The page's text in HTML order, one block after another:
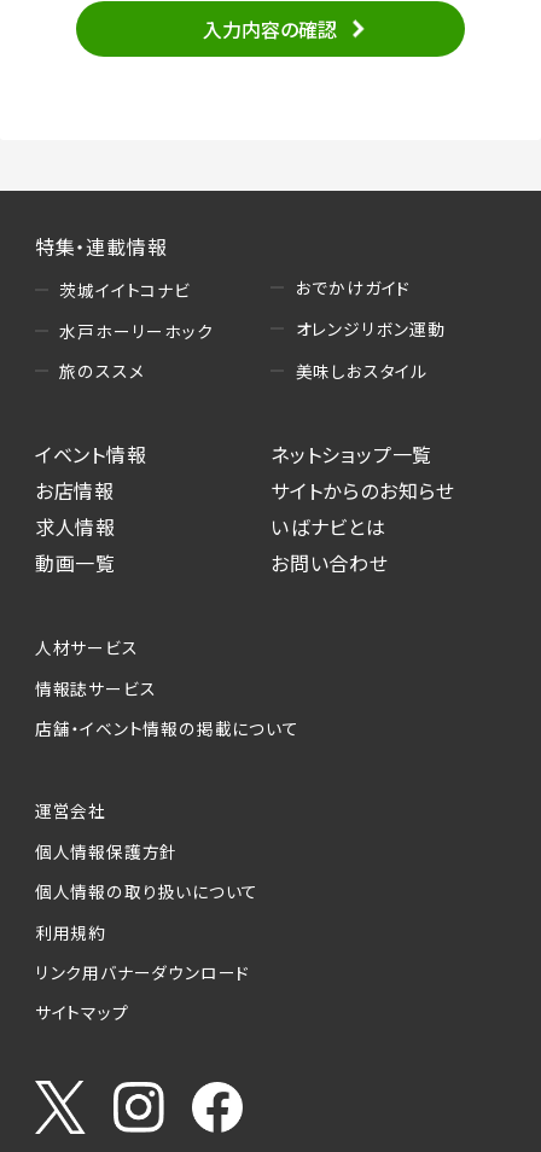
・当サービスの品質改善
・読者プレゼント、アンケート等、当サービスが実
施するキャンペーンの抽選、当選者への連絡及
び発送 ・ユーザーの趣向や属性情報等の分析
（5）広告主への問い合わせ・応募等への対応
・本サービスを通じて求人広告に応募した際の
選考に関する連絡
・本サービスを通じて店舗への来店予約を登録
した際の内容確認、返答
本サービスが収集する個人情報は、ご本人の意
ービスの実施にあたりそれぞれ必要となる項目
を入力いただかない場合は、各々のサービスを
個人情報の第三者への提供について
当社は、以下の提供先に対して個人情報を提供
します。
(1)お客様が求人応募フォームより個人情報を
送信した事業主（広告主）への提供
お客様が求職活動・応募等を行った企業による
うやりとり・情報提供（採否・合否の検討を含み
ます）
入力内容の確認
特集・連載情報
茨城イイトコナビ
水戸ホーリーホック
旅のススメ
おでかけガイド
オレンジリボン運動
美味しおスタイル
イベント情報
お店情報
求人情報
動画一覧
ネットショップ一覧
サイトからのお知らせ
いばナビとは
お問い合わせ
人材サービス
情報誌サービス
店舗・イベント情報の掲載について
運営会社
個人情報保護方針
個人情報の取り扱いについて
利用規約
リンク用バナーダウンロード
サイトマップ